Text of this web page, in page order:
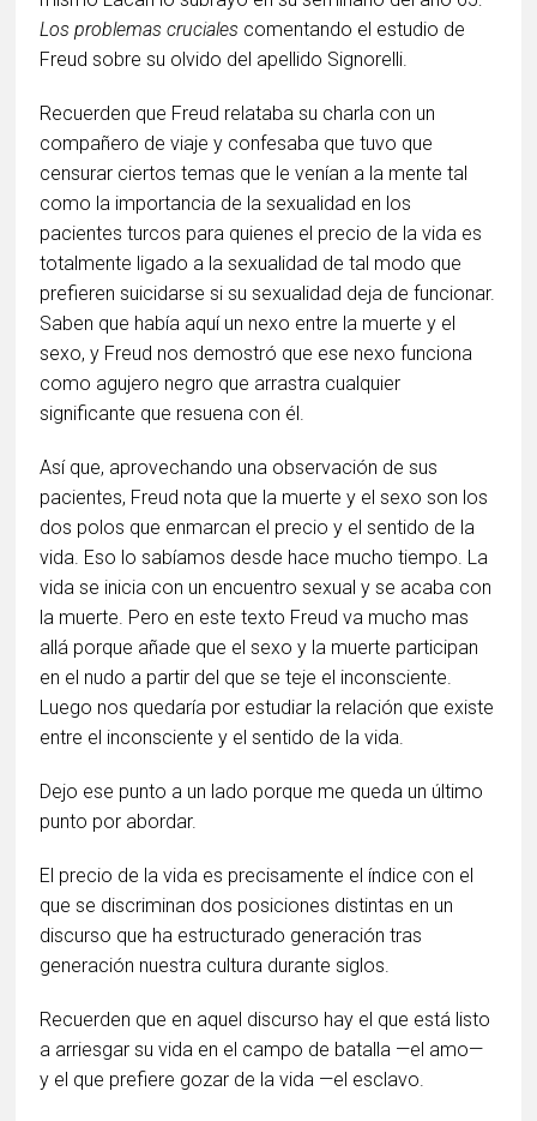
Los problemas cruciales comentando el estudio de
Freud sobre su olvido del apellido Signorelli.
Recuerden que Freud relataba su charla con un
compañero de viaje y confesaba que tuvo que
censurar ciertos temas que le venían a la mente tal
como la importancia de la sexualidad en los
pacientes turcos para quienes el precio de la vida es
totalmente ligado a la sexualidad de tal modo que
prefieren suicidarse si su sexualidad deja de funcionar.
Saben que había aquí un nexo entre la muerte y el
sexo, y Freud nos demostró que ese nexo funciona
como agujero negro que arrastra cualquier
significante que resuena con él.
Así que, aprovechando una observación de sus
pacientes, Freud nota que la muerte y el sexo son los
dos polos que enmarcan el precio y el sentido de la
vida. Eso lo sabíamos desde hace mucho tiempo. La
vida se inicia con un encuentro sexual y se acaba con
la muerte. Pero en este texto Freud va mucho mas
allá porque añade que el sexo y la muerte participan
en el nudo a partir del que se teje el inconsciente.
Luego nos quedaría por estudiar la relación que existe
entre el inconsciente y el sentido de la vida.
Dejo ese punto a un lado porque me queda un último
punto por abordar.
El precio de la vida es precisamente el índice con el
que se discriminan dos posiciones distintas en un
discurso que ha estructurado generación tras
generación nuestra cultura durante siglos.
Recuerden que en aquel discurso hay el que está listo
a arriesgar su vida en el campo de batalla —el amo—
y el que prefiere gozar de la vida —el esclavo.